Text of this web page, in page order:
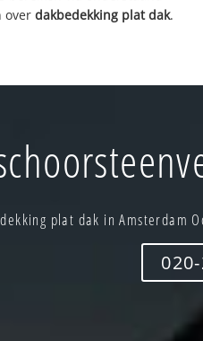
overdakbedekking plat dak.
plat dak in Amsterdam